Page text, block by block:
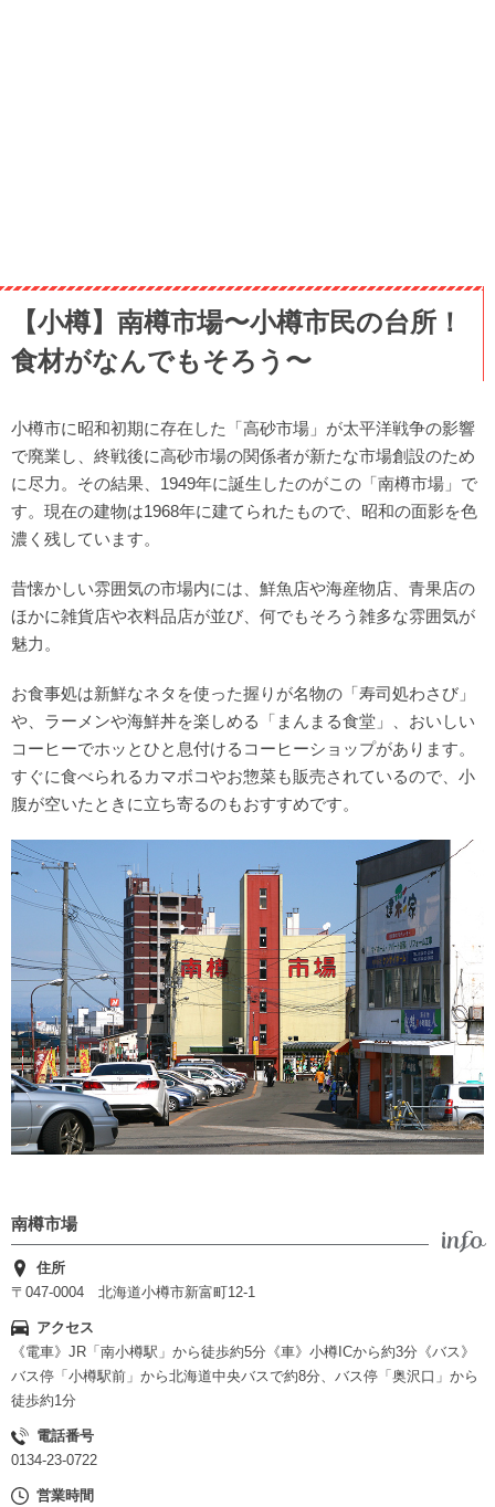
【小樽】南樽市場〜小樽市民の台所！
食材がなんでもそろう〜
小樽市に昭和初期に存在した「高砂市場」が太平洋戦争の影響
で廃業し、終戦後に高砂市場の関係者が新たな市場創設のため
に尽力。その結果、1949年に誕生したのがこの「南樽市場」で
す。現在の建物は1968年に建てられたもので、昭和の面影を色
濃く残しています。
昔懐かしい雰囲気の市場内には、鮮魚店や海産物店、青果店の
ほかに雑貨店や衣料品店が並び、何でもそろう雑多な雰囲気が
魅力。
お食事処は新鮮なネタを使った握りが名物の「寿司処わさび」
や、ラーメンや海鮮丼を楽しめる「まんまる食堂」、おいしい
コーヒーでホッとひと息付けるコーヒーショップがあります。
すぐに食べられるカマボコやお惣菜も販売されているので、小
腹が空いたときに立ち寄るのもおすすめです。
南樽市場
住所
〒047-0004 北海道小樽市新富町12-1
アクセス
《電車》JR「南小樽駅」から徒歩約5分《車》小樽ICから約3分《バス》
バス停「小樽駅前」から北海道中央バスで約8分、バス停「奥沢口」から
徒歩約1分
電話番号
0134-23-0722
営業時間